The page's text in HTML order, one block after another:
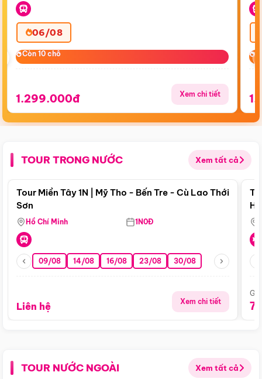
06/08
Còn 10 chỗ
Còn 10 chỗ
1.299.000đ Xem chi tiết
TOUR TRONG NƯỚC Xem tất cả
Điểm nổi bật
Tour Miền Tây 1N | Mỹ Tho - Bến Tre - Cù Lao Thới
Sơn
Hồ Chí Minh 1N0Đ
09/08 14/08 16/08 23/08 30/08
Liên hệ Xem chi tiết
TOUR NƯỚC NGOÀI Xem tất cả
Điểm nổi bật